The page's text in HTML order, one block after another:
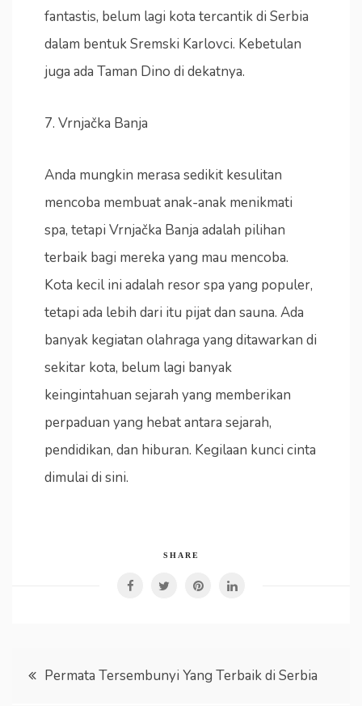
fantastis, belum lagi kota tercantik di Serbia
dalam bentuk Sremski Karlovci. Kebetulan
juga ada Taman Dino di dekatnya.
7. Vrnjačka Banja
Anda mungkin merasa sedikit kesulitan
mencoba membuat anak-anak menikmati
spa, tetapi Vrnjačka Banja adalah pilihan
terbaik bagi mereka yang mau mencoba.
Kota kecil ini adalah resor spa yang populer,
tetapi ada lebih dari itu pijat dan sauna. Ada
banyak kegiatan olahraga yang ditawarkan di
sekitar kota, belum lagi banyak
keingintahuan sejarah yang memberikan
perpaduan yang hebat antara sejarah,
pendidikan, dan hiburan. Kegilaan kunci cinta
dimulai di sini.
SHARE
PostPermata Tersembunyi Yang Terbaik di Serbia